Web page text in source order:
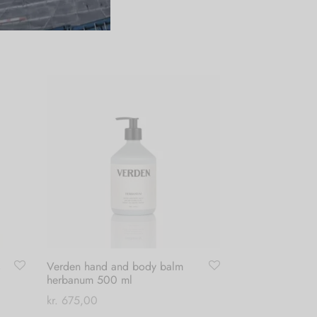
Verden hand and body balm
herbanum 500 ml
kr. 675,00